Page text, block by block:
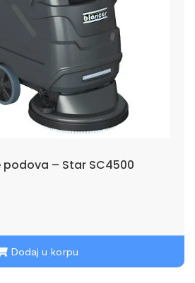
– Star SC4500
Dodaj u korpu